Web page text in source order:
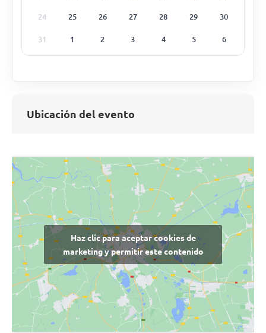
24 25 26 27 28 29 30
31 1 2 3 4 5 6
Ubicación del evento
Haz clic para aceptar cookies de
marketing y permitir este contenido